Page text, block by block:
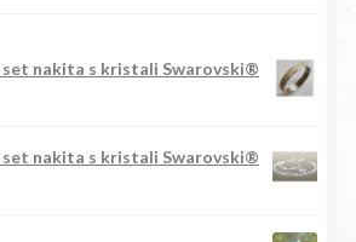
nakita s kristali Swarovski®
nakita s kristali Swarovski®